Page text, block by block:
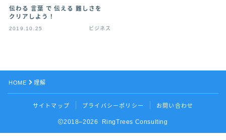
伝わる 言葉 で 伝える 難しさを
クリアしよう！
2019.10.25 ビジネス
HOME 理解
サイトマップ プライバシーポリシー お問い合わせ
2018–2026 RingTrees Consulting